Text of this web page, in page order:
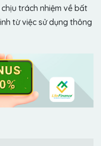
trách nhiệm về bất
từ việc sử dụng thông